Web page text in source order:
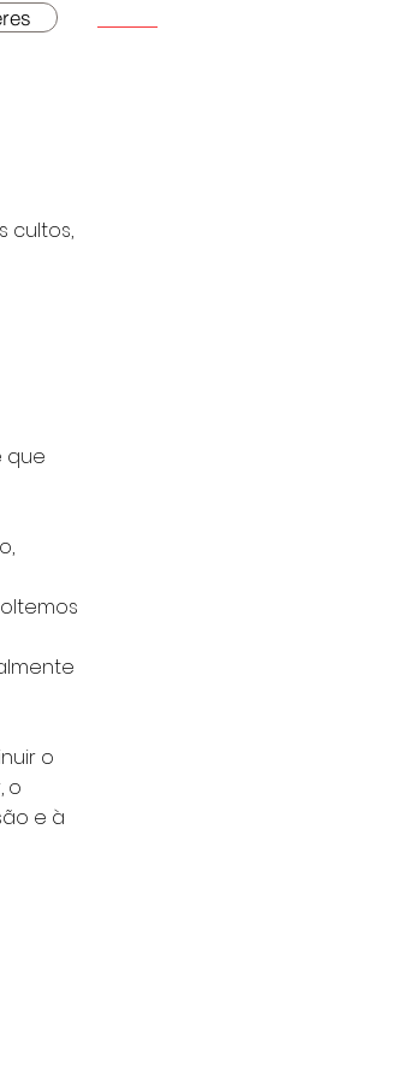
cultos,
que
o
o
e à